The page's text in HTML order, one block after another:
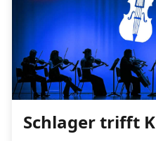
Schlager trifft